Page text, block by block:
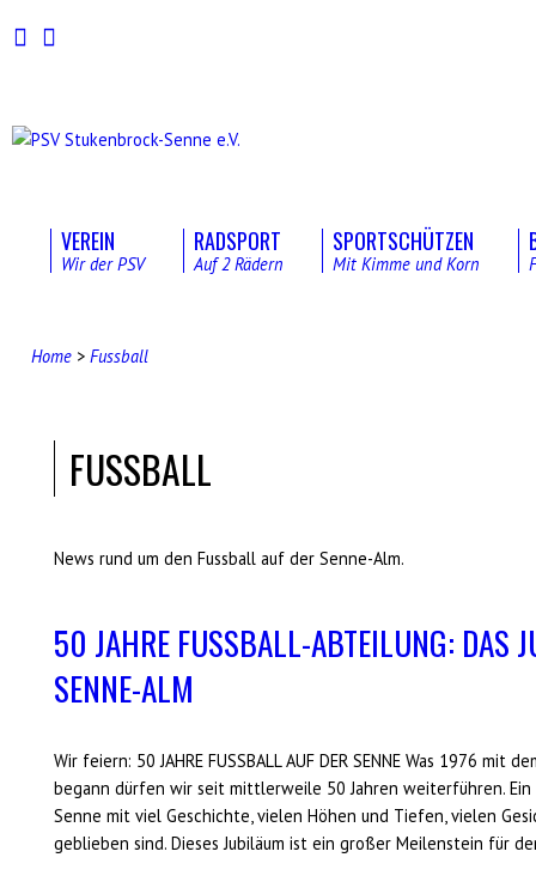
VEREIN
Wir der PSV
RADSPORT
Auf 2 Rädern
SPORTSCHÜTZEN
Mit Kimme und Korn
Home > Fussball
FUSSBALL
News rund um den Fussball auf der Senne-Alm.
50 JAHRE FUSSBALL-ABTEILUNG: DAS
SENNE-ALM
Wir feiern: 50 JAHRE FUSSBALL AUF DER SENNE Was 1976 mit
begann dürfen wir seit mittlerweile 50 Jahren weiterführen.
Senne mit viel Geschichte, vielen Höhen und Tiefen, vielen
geblieben sind. Dieses Jubiläum ist ein großer Meilenstein für